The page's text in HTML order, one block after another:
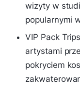
wizyty w
popularnymi
VIP Pack
artystami
pokryciem